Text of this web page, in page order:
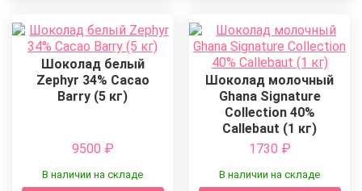
Шоколад белый
Zephyr 34% Cacao
Barry (5 кг)
9500 ₽
В наличии на складе
Шоколад молочный
Ghana Signature
Collection 40%
Callebaut (1 кг)
1730 ₽
В наличии на складе